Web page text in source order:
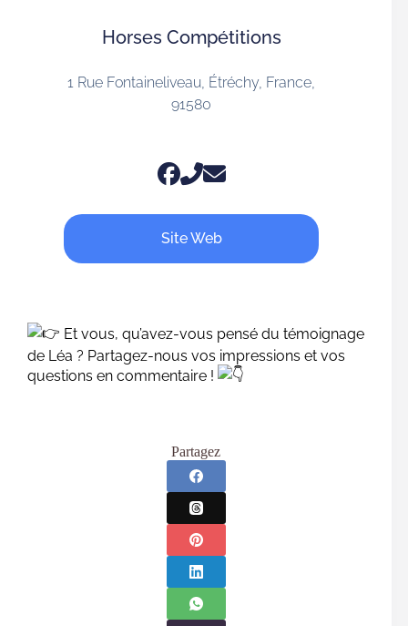
Horses Compétitions
1 Rue Fontaineliveau, Étréchy, France,
91580
Site Web
Et vous, qu’avez-vous pensé du témoignage
de Léa ? Partagez-nous vos impressions et vos
questions en commentaire !
Partagez